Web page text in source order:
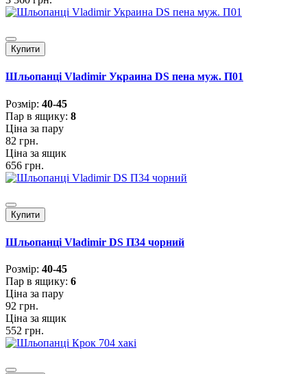
Купити
Шльопанці Vladimir Украина DS пена муж. П01
Розмiр: 40-45
Пар в ящику: 8
Ціна за пару
82 грн.
Ціна за ящик
656 грн.
Купити
Шльопанці Vladimir DS П34 чорний
Розмiр: 40-45
Пар в ящику: 6
Ціна за пару
92 грн.
Ціна за ящик
552 грн.